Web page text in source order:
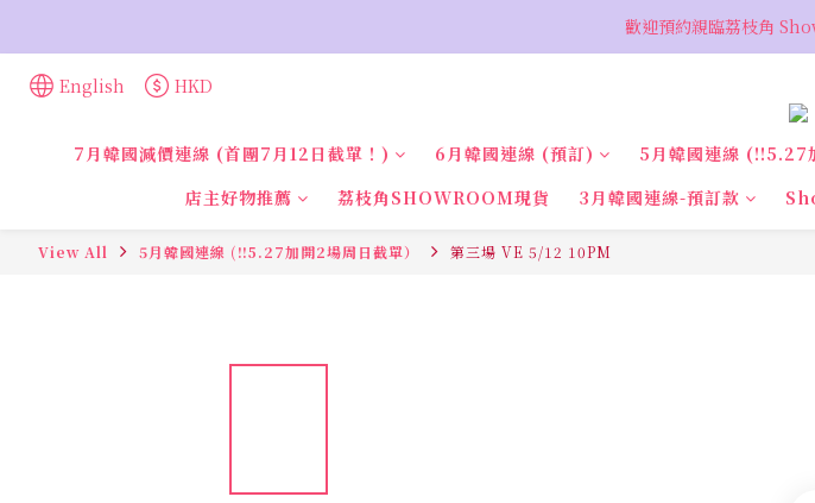
VIP 輸入優惠代碼『VIPSALE
歡迎預約親臨荔枝角
English HKD
7月韓國減價連線 (首團7月12日截單！) 6月韓國連線 (預訂) 5月韓國連線 (‼️5.27
店主好物推薦
荔枝角SHOWROOM現貨 3月韓國連線-預訂款
View All 5月韓國連線 (‼️5.27加開2場周日截單） 第三場 VE 5/12 10PM